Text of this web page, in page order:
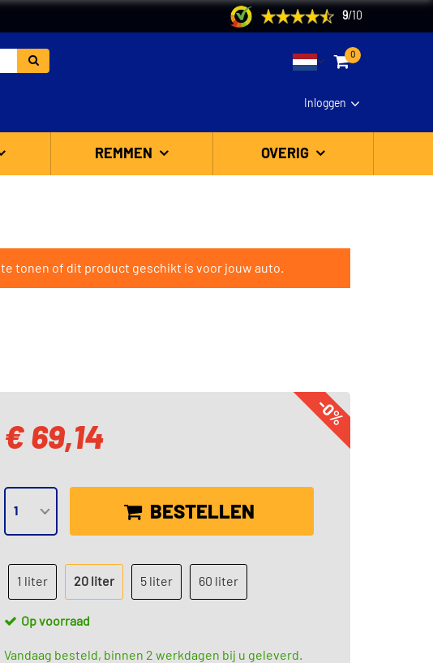
9/ 10
0
Inloggen
REMMEN OVERIG
te tonen of dit product geschikt is voor jouw auto.
-0%
€ 69,14
BESTELLEN
1 liter 20 liter 5 liter 60 liter
Op voorraad
Vandaag besteld, binnen 2 werkdagen bij u geleverd.